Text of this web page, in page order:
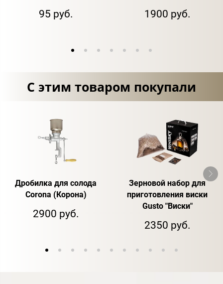
95 руб. 1900 руб.
С этим товаром покупали
Дробилка для солода
Corona (Корона)
2900 руб.
Зерновой набор для
приготовления виски
Gusto "Виски"
2350 руб.